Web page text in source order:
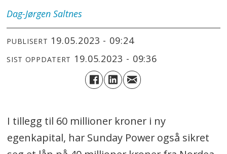
Dag-Jørgen Saltnes
PUBLISERT 19.05.2023 - 09:24
SIST OPPDATERT 19.05.2023 - 09:36
I tillegg til 60 millioner kroner i ny
egenkapital, har Sunday Power også sikret